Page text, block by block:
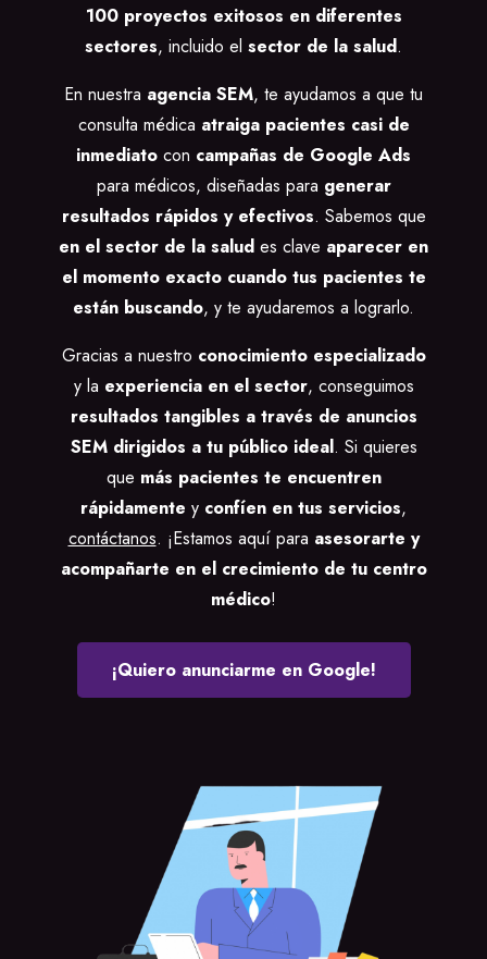
100 proyectos exitosos en diferentes
sectores, incluido el sector de la salud.
En nuestra agencia SEM, te ayudamos a que tu
consulta médica atraiga pacientes casi de
inmediato con campañas de Google Ads
para médicos, diseñadas para generar
resultados rápidos y efectivos. Sabemos que
en el sector de la salud es clave aparecer en
el momento exacto cuando tus pacientes te
están buscando, y te ayudaremos a lograrlo.
Gracias a nuestro conocimiento especializado
y la experiencia en el sector, conseguimos
resultados tangibles a través de anuncios
SEM dirigidos a tu público ideal. Si quieres
que más pacientes te encuentren
rápidamente y confíen en tus servicios,
contáctanos. ¡Estamos aquí para asesorarte y
acompañarte en el crecimiento de tu centro
médico!
¡Quiero anunciarme en Google!